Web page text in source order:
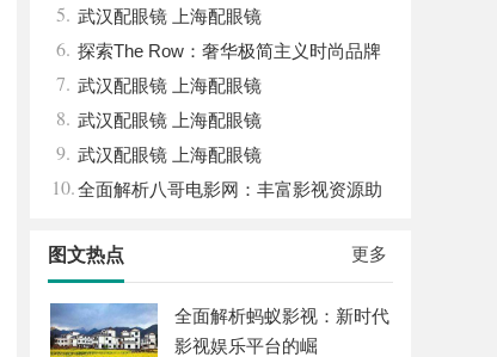
南，保障安全与合法性
5. 武汉配眼镜 上海配眼镜
6. 探索The Row：奢华极简主义时尚品牌
的崛起与魅力解析
7. 武汉配眼镜 上海配眼镜
8. 武汉配眼镜 上海配眼镜
9. 武汉配眼镜 上海配眼镜
10.全面解析八哥电影网：丰富影视资源助
更多
图文热点
全面解析蚂蚁影视：新时代
影视娱乐平台的崛